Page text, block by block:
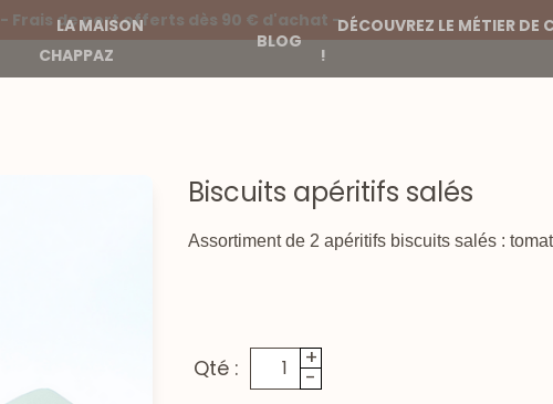
LA MAISON
CHAPPAZ
BLOG
DÉCOUVREZ LE MÉTIER DE
!
- Frais de port offerts dès 90 € d'achat -
Biscuits apéritifs salés
Assortiment de 2 apéritifs biscuits salés :
Qté : +
-